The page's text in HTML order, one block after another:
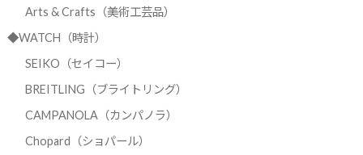
Arts & Crafts（美術工芸品）
◆WATCH（時計）
SEIKO（セイコー）
BREITLING（ブライトリング）
CAMPANOLA（カンパノラ）
Chopard（ショパール）